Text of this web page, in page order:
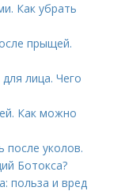
Как убрать
прыщей.
лица. Чего
Как можно
после уколов.
Ботокса?
польза и вред